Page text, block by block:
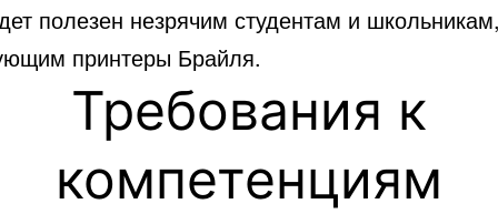
полезен незрячим студентам и школьникам,
принтеры Брайля.
Требования к
компетенциям